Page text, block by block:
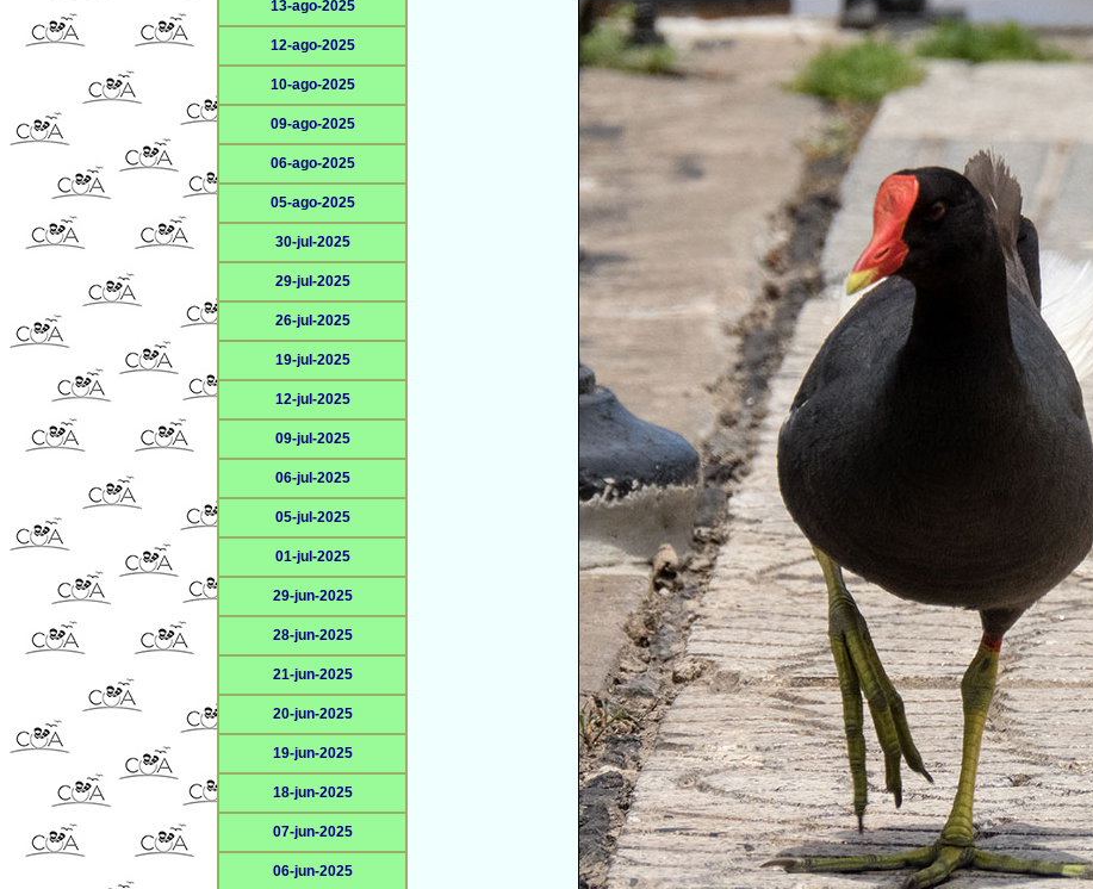
13-ago-2025
12-ago-2025
10-ago-2025
09-ago-2025
06-ago-2025
05-ago-2025
30-jul-2025
29-jul-2025
26-jul-2025
19-jul-2025
12-jul-2025
09-jul-2025
06-jul-2025
05-jul-2025
01-jul-2025
29-jun-2025
28-jun-2025
21-jun-2025
20-jun-2025
19-jun-2025
18-jun-2025
07-jun-2025
06-jun-2025